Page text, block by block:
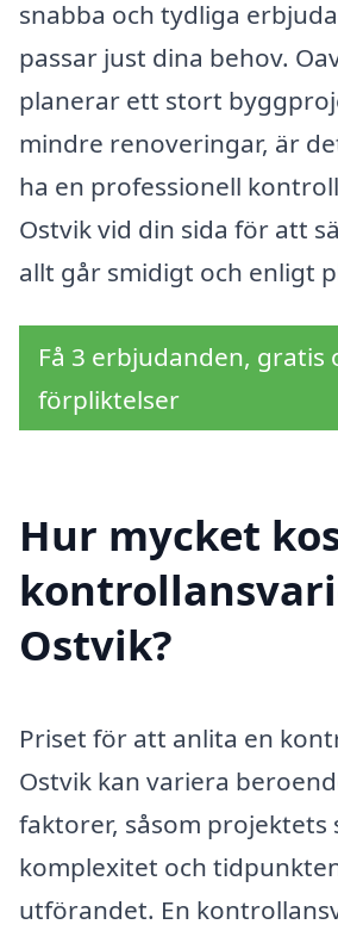
snabba och tydliga
passar just dina behov.
planerar ett stort
mindre renoveringar, är
ha en professionell
Ostvik vid din sida för att
allt går smidigt och enligt
Få 3 erbjudanden, gratis
förpliktelser
Hur mycket
Ostvik?
Priset för att anlita en
Ostvik kan variera
faktorer, såsom projektets
komplexitet och
utförandet. En